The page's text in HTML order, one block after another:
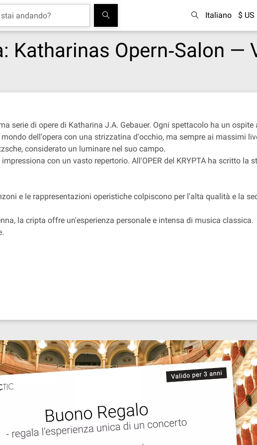
Italiano $
Opern‐Salon —
serie di opere di Katharina J.A. Gebauer. Ogni spettacolo ha un
dell'opera con una strizzatina d'occhio, ma sempre ai massimi
considerato un luminare nel suo campo.
con un vasto repertorio. All'OPER del KRYPTA ha scritto la
e le rappresentazioni operistiche colpiscono per l'alta qualità e la
la cripta offre un'esperienza personale e intensa di musica classica.